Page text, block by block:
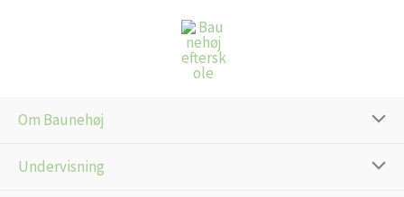
Om Baunehøj
Undervisning